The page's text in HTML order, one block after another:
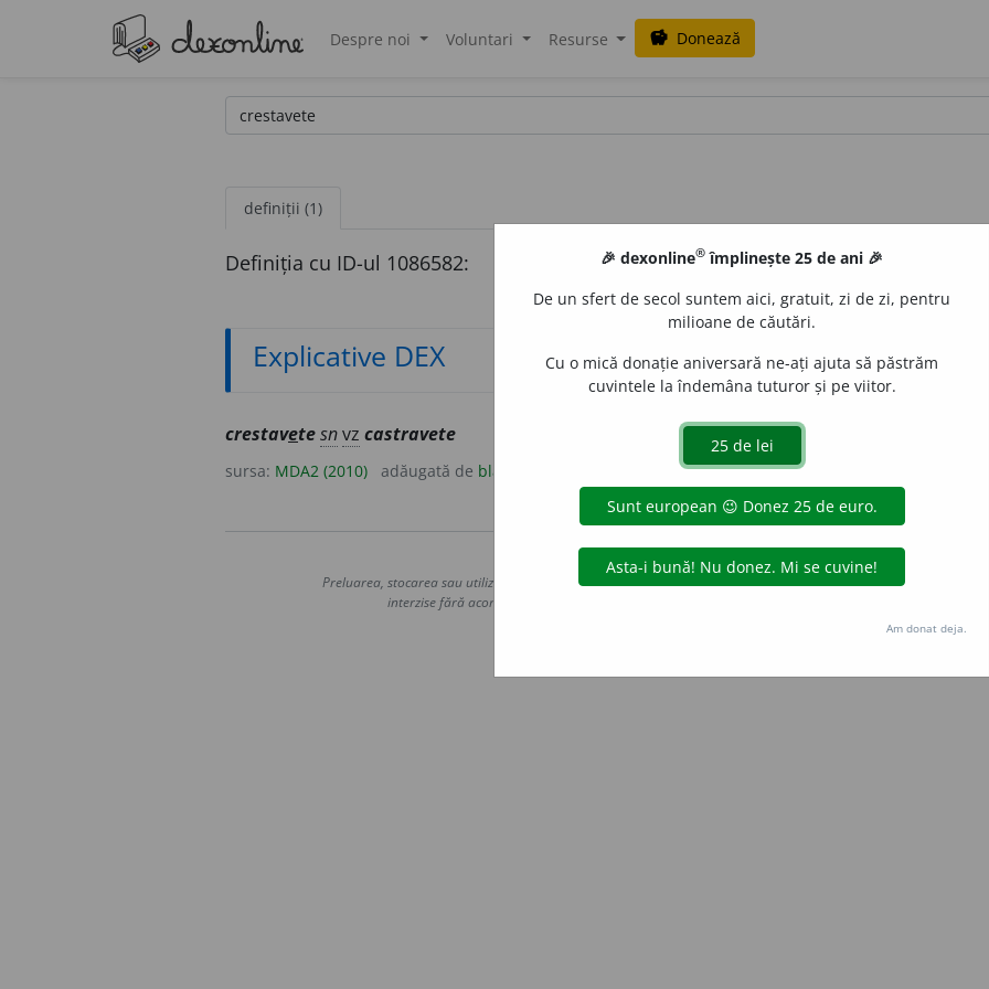
Despre noi Voluntari Resurse savings Donează
definiții (1)
Definiția cu ID-ul 1086582:
Explicative DEX
crestavetesnvz castravete
sursa: MDA2 (2010) adăugată de blaurb.
Copyright © 2004-2026 dexonline (https://dexonline.ro)
Preluarea, stocarea sau utilizarea datelor de pe acest site, inclusiv prin orice metode de extragere automată
interzise fără acordul nostru prealabil scris, cu excepția seturilor de date oferite oficial spre utilizare
Hosterion
🎉 dexonline® împlinește 25 de ani 🎉
De un sfert de secol suntem aici, gratuit, zi de zi, pentru
milioane de căutări.
Cu o mică donație aniversară ne-ați ajuta să păstrăm
cuvintele la îndemâna tuturor și pe viitor.
Am donat deja.